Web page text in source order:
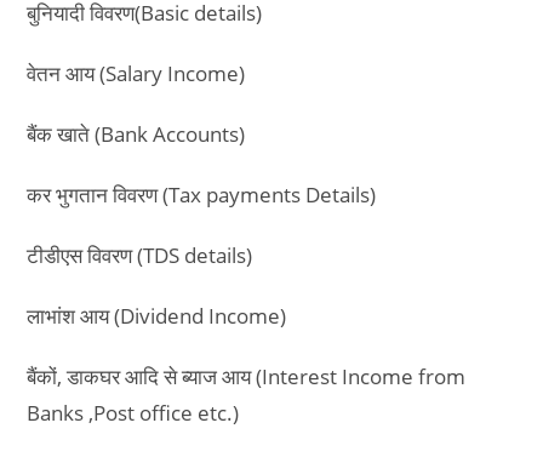
बुनियादी विवरण(Basic details)
वेतन आय (Salary Income)
बैंक खाते (Bank Accounts)
कर भुगतान विवरण (Tax payments Details)
टीडीएस विवरण (TDS details)
लाभांश आय (Dividend Income)
बैंकों, डाकघर आदि से ब्याज आय (Interest Income from
Banks ,Post office etc.)